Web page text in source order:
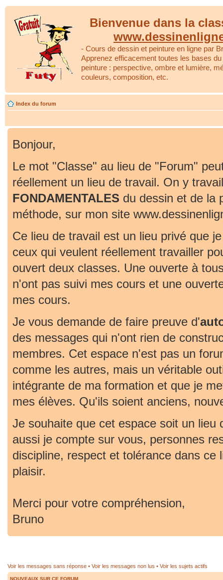
Bienvenue dans la
- Cours de dessin et peinture en ligne par
Apprenez efficacement toutes les bases
peinture : perspective, ombre et lumière,
couleurs, composition, etc.
Index du forum
Bonjour,
Le mot "Classe" au lieu de "Forum"
réellement un lieu de travail. On y
FONDAMENTALES du dessin et de la
méthode, sur mon site
Ce lieu de travail est un lieu privé que
ceux qui veulent réellement travailler
ouvert deux classes. Une ouverte à
n'ont pas suivi mes cours et une
mes cours.
Je vous demande de faire preuve d'
des messages qui n'ont rien de
membres. Cet espace n'est pas un
comme les autres, mais un véritable
intégrante de ma formation et que je
mes élèves. Qu'ils soient anciens,
Je souhaite que cet espace soit un lieu
aussi je compte sur vous, personnes
discipline, respect et tolérance dans ce
plaisir.
Merci pour votre compréhension,
Bruno
Voir les messages sans réponse • Voir les messages non lus • Voir les sujets actifs
NOUVEAUX SUR CE FORUM